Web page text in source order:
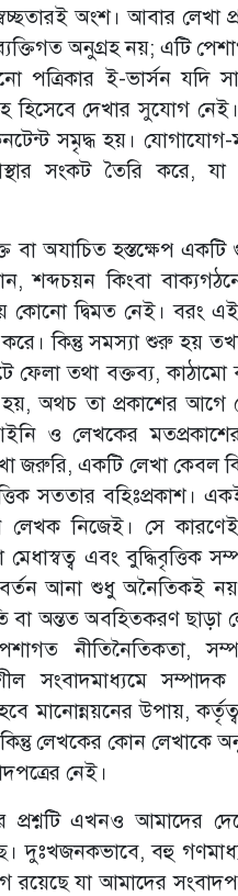
অংশ। আবার লেখা
অনুগ্রহ নয়; এটি
পত্রিকার ই-ভার্সন যদি
হিসেবে দেখার সুযোগ
সমৃদ্ধ হয়।
সংকট তৈরি করে, যা
বা অযাচিত হস্তক্ষেপ
শব্দচয়ন কিংবা
কোনো দ্বিমত নেই। বরং
কিন্তু সমস্যা শুরু হয়
ফেলা তথা বক্তব্য, কাঠামো
অথচ তা প্রকাশের
ও লেখকের মতপ্রকাশের
জরুরি, একটি লেখা কেবল
সততার বহিঃপ্রকাশ।
নিজেই। সে
এবং বুদ্ধিবৃত্তিক
আনা শুধু অনৈতিকই
অন্তত অবহিতকরণ ছাড়া
নীতিনৈতিকতা,
সংবাদমাধ্যমে
মানোন্নয়নের উপায়,
লেখকের কোন লেখাকে
নেই।
প্রশ্নটি এখনও
দুঃখজনকভাবে, বহু
যা আমাদের